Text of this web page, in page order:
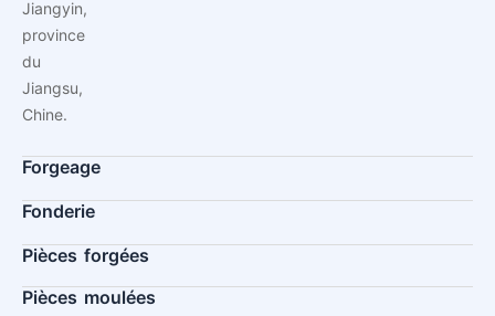
Jiangyin,
province
du
Jiangsu,
Chine.
Forgeage
Fonderie
Pièces forgées
Pièces moulées